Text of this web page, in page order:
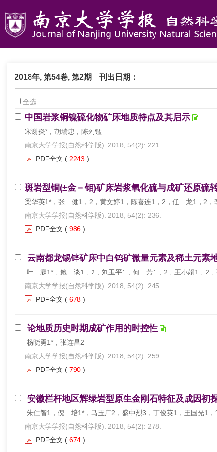
2018年, 第54卷, 第2期 刊出日期：
全选
中国岩浆铜镍硫化物矿床地质特点及其启示
宋谢炎*，胡瑞忠，陈列锰
南京大学学报(自然科学版). 2018, 54(2): 221.
PDF全文 ( 2243 )
斑岩型铜(±金－钼)矿床岩浆氧化硫与成矿还原硫
梁华英1*，张 健1，2，黄文婷1，陈喜连1，2，任 龙1，2，
南京大学学报(自然科学版). 2018, 54(2): 236.
PDF全文 ( 986 )
云南都龙锡锌矿床中白钨矿微量元素及稀土元素
叶 霖1*，鲍 谈1，2，刘玉平1，何 芳1，2，王小娟1，2
南京大学学报(自然科学版). 2018, 54(2): 245.
PDF全文 ( 678 )
论地质历史时期成矿作用的时控性
杨晓勇1*，张连昌2
南京大学学报(自然科学版). 2018, 54(2): 259.
PDF全文 ( 790 )
安徽栏杆地区辉绿岩型原生金刚石特征及成因初
朱仁智1，倪 培1*，马玉广2，盛中烈3，丁俊英1，王国光1，
南京大学学报(自然科学版). 2018, 54(2): 278.
PDF全文 ( 674 )